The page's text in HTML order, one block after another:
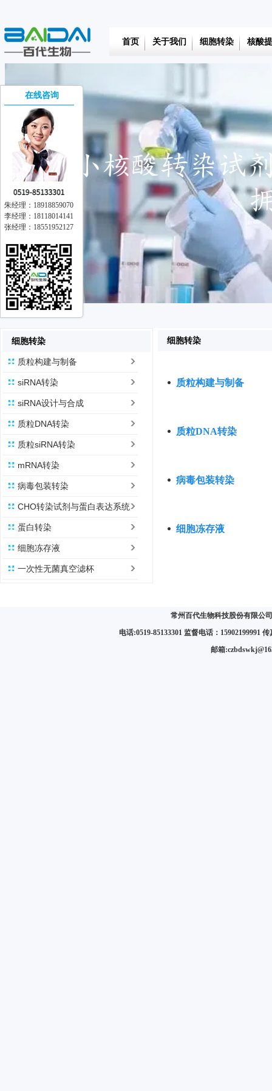
首页 关于我们 细胞转染 核酸
细胞转染
质粒构建与制备
质粒DNA转染
病毒包装转染
细胞冻存液
细胞转染
质粒构建与制备
siRNA转染
siRNA设计与合成
质粒DNA转染
质粒siRNA转染
mRNA转染
病毒包装转染
CHO转染试剂与蛋白表达系统
蛋白转染
细胞冻存液
一次性无菌真空滤杯
常州百代生物科技股份有限公
电话:0519-85133301 监督电话：15902199991
邮箱
在线咨询
朱经理：18918859070
李经理：18118014141
张经理：18551952127
在线交流
离线留言